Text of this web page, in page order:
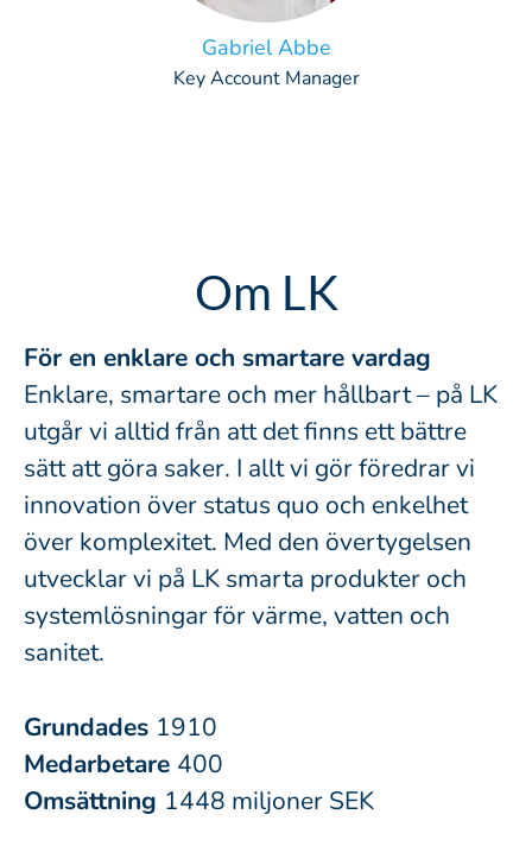
Gabriel Abbe
Key Account Manager
Om LK
För en enklare och smartare vardag
Enklare, smartare och mer hållbart – på LK
utgår vi alltid från att det finns ett bättre
sätt att göra saker. I allt vi gör föredrar vi
innovation över status quo och enkelhet
över komplexitet. Med den övertygelsen
utvecklar vi på LK smarta produkter och
systemlösningar för värme, vatten och
sanitet.
Grundades 1910
Medarbetare 400
Omsättning 1448 miljoner SEK